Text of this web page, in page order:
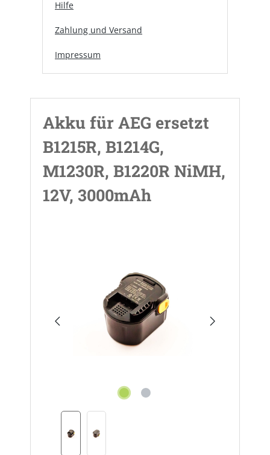
Hilfe
Zahlung und Versand
Impressum
Akku für AEG ersetzt
B1215R, B1214G,
M1230R, B1220R NiMH,
12V, 3000mAh